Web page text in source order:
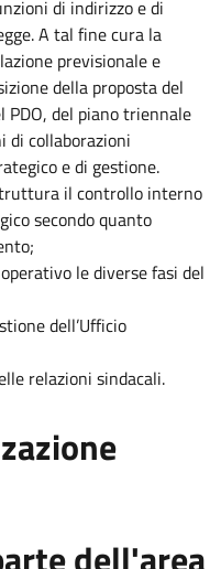
di indirizzo e di
A tal fine cura la
previsionale e
della proposta del
PDO, del piano triennale
di collaborazioni
e di gestione.
il controllo interno
secondo quanto
le diverse fasi del
dell’Ufficio
relazioni sindacali.